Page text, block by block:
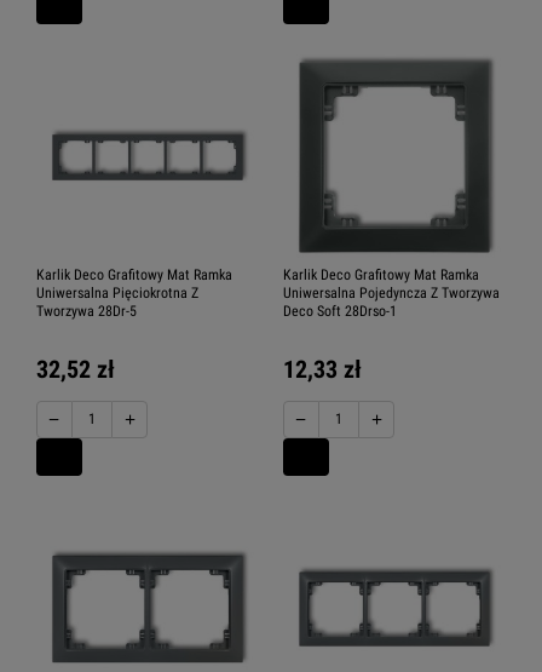
Karlik Deco Grafitowy Mat Ramka
Uniwersalna Pięciokrotna Z
Tworzywa 28Dr-5
32,52 zł
− +
Karlik Deco Grafitowy Mat Ramka
Uniwersalna Pojedyncza Z Tworzywa
Deco Soft 28Drso-1
12,33 zł
− +